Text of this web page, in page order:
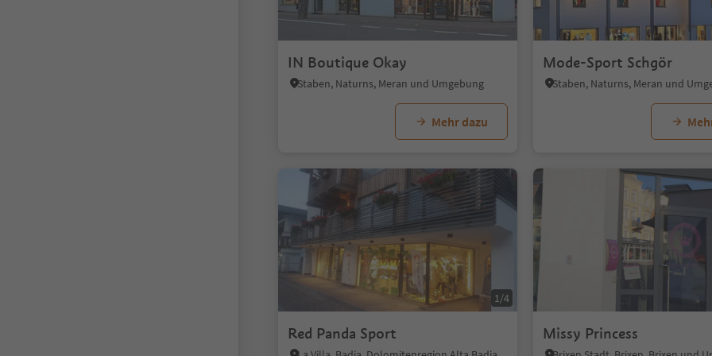
IN Boutique Okay
Staben, Naturns, Meran und Umgebung
Mehr dazu
Mode-Sport Schgör
Staben, Naturns, Meran und
1/4
Red Panda Sport Missy Princess